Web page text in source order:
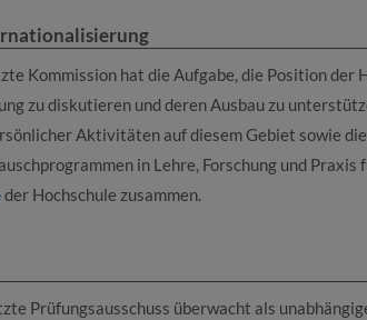
Kommission hat die Aufgabe, die Position
zu diskutieren und deren Ausbau zu
Aktivitäten auf diesem Gebiet sowie
in Lehre, Forschung und
der Hochschule zusammen.
Prüfungsausschuss überwacht als